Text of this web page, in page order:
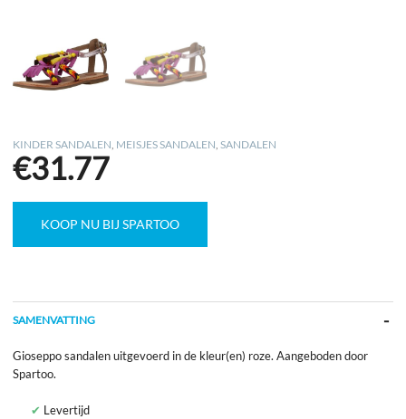
KINDER SANDALEN MEISJES SANDALEN ,SANDALEN
€31.77
KOOP NU BIJ SPARTOO
SAMENVATTING
Gioseppo sandalen uitgevoerd in de kleur(en) roze. Aangeboden door
Spartoo.
Levertijd